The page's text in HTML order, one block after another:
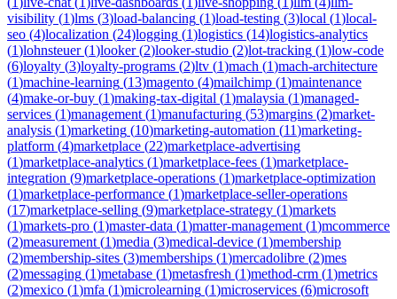
visibility (1)lms (3)load-balancing (1)load-testing (3)local (1)local-
seo (4)localization (24)logging (1)logistics (14)logistics-analytics
(1)lohnsteuer(1)looker(2)looker-studio (2)lot-tracking (1)low-code
(6)loyalty (3)loyalty-programs (2)ltv (1)mach (1)mach-architecture
(1)machine-learning (13)magento (4)mailchimp (1)maintenance
(4)make-or-buy (1)making-tax-digital (1)malaysia (1)managed-
services (1)management (1)manufacturing (53)margins (2)market-
analysis (1)marketing (10)marketing-automation (11)marketing-
platform (4)marketplace (22)marketplace-advertising
(1)marketplace-analytics (1)marketplace-fees (1)marketplace-
integration (9)marketplace-operations (1)marketplace-optimization
(1)marketplace-performance (1)marketplace-seller-operations
(17)marketplace-selling (9)marketplace-strategy (1)markets
(1)markets-pro (1)master-data (1)matter-management (1)mcommerce
(2)measurement (1)media (3)medical-device (1)membership
(2)membership-sites (3)memberships (1)mercadolibre (2)mes
(2)messaging (1)metabase (1)metasfresh (1)method-crm (1)metrics
(2)mexico (1)mfa (1)microlearning (1)microservices (6)microsoft